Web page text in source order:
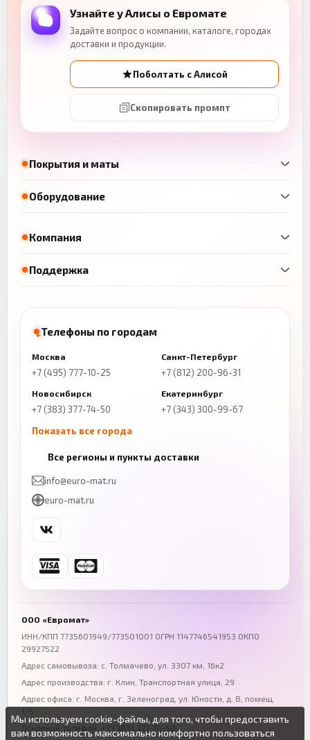
Покрытия и маты
Оборудование
Узнайте у Алисы о Евромате
Задайте вопрос о компании, каталоге, городах
доставки и продукции.
Поболтать с Алисой
Скопировать промпт
Компания
Поддержка
Телефоны по городам
Москва
+7 (495) 777-10-25
Санкт-Петербург
+7 (812) 200-96-31
Новосибирск
+7 (383) 377-74-50
Екатеринбург
+7 (343) 300-99-67
Показать все города
+7 (843) 206-01-30
Челябинск
+7 (343) 300-99-67
Ростов-на-Дону
+7 (863) 333-50-75
Волгоград
+7 (844) 261-36-12
Омск
Все регионы и пункты доставки
info@euro-mat.ru
euro-mat.ru
ООО «Евромат»
ИНН/КПП 7735601949/773501001 ОГРН 1147746541953 ОКПО
29927522
Адрес самовывоза: с. Толмачево, ул. 3307 км, 16к2
Адрес производства: г. Клин, Транспортная улица, 29
Адрес офиса: г. Москва, г. Зеленоград ул. Юности, д. 8, помещ.
1/5
Основной телефон:
+7 (383) 377-74-50
Мы используем cookie-файлы, для того, чтобы предоставить
вам возможность максимально комфортно пользоваться